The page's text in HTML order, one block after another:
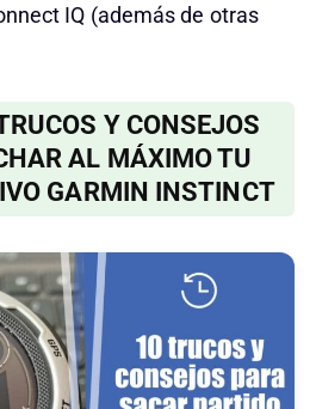
IQ (además de otras
Y CONSEJOS
AL MÁXIMO TU
GARMIN INSTINCT